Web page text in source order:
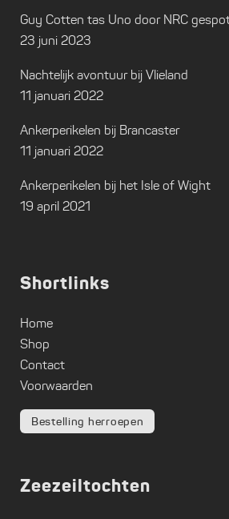
Guy Cotten tas Uno door NRC
23 juni 2023
Nachtelijk avontuur bij Vlieland
11 januari 2022
Ankerperikelen bij Brancaster
11 januari 2022
Ankerperikelen bij het Isle of Wight
19 april 2021
Shortlinks
Home
Shop
Contact
Voorwaarden
Bestelling herroepen
Zeezeiltochten